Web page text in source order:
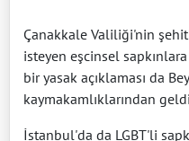
Çanakkale Valiliği'nin
isteyen eşcinsel
bir yasak açıklaması da
kaymakamlıklarından
İstanbul'da da LGBT'li